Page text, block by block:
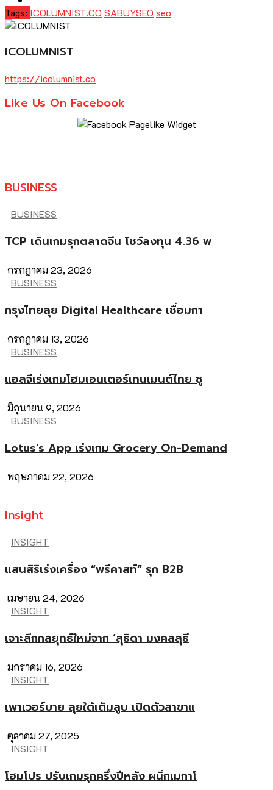
Tags: ICOLUMNIST.CO SABUYSEO seo
ICOLUMNIST
https://icolumnist.co
Like Us On Facebook
BUSINESS
BUSINESS
TCP เดินเกมรุกตลาดจีน โชว์ลงทุน 4.36 พ
กรกฎาคม 23, 2026
BUSINESS
กรุงไทยลุย Digital Healthcare เชื่อมกา
กรกฎาคม 13, 2026
BUSINESS
แอลจีเร่งเกมโฮมเอนเตอร์เทนเมนต์ไทย ชู
มิถุนายน 9, 2026
BUSINESS
Lotus’s App เร่งเกม Grocery On-Demand
พฤษภาคม 22, 2026
Insight
INSIGHT
แสนสิริเร่งเครื่อง “พรีคาสท์” รุก B2B
เมษายน 24, 2026
INSIGHT
เจาะลึกกลยุทธ์ใหม่จาก ‘สุธิดา มงคลสุธี
มกราคม 16, 2026
INSIGHT
เพาเวอร์บาย ลุยใต้เต็มสูบ เปิดตัวสาขาแ
ตุลาคม 27, 2025
INSIGHT
โฮมโปร ปรับเกมรุกครึ่งปีหลัง ผนึกเมกาโ